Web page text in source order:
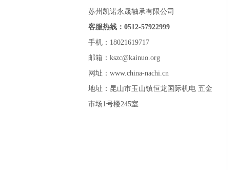
苏州凯诺永晟轴承有限公司
客服热线：0512-57922999
手机：18021619717
邮箱：kszc@kainuo.org
网址：www.china-nachi.cn
地址：昆山市玉山镇恒龙国际机电 五金
市场1号楼245室